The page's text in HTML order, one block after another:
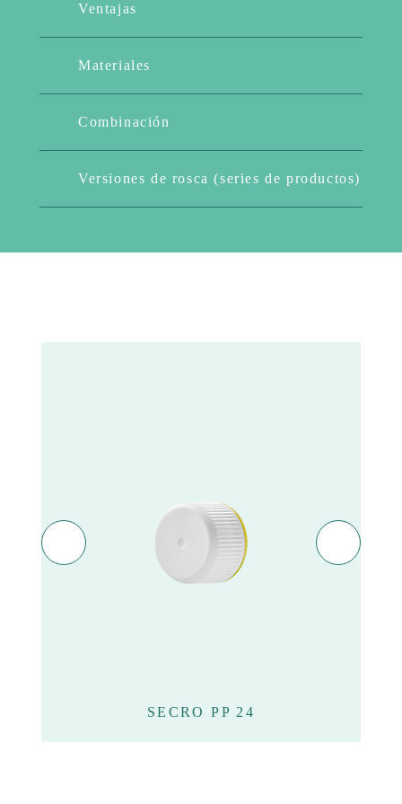
Ventajas
Materiales
Combinación
Versiones de rosca (series de productos)
SECRO PP 24